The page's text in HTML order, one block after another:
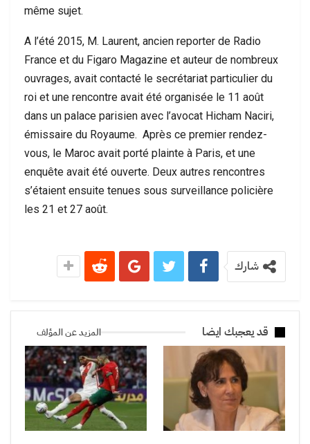
même sujet.
A l’été 2015, M. Laurent, ancien reporter de Radio
France et du Figaro Magazine et auteur de nombreux
ouvrages, avait contacté le secrétariat particulier du
roi et une rencontre avait été organisée le 11 août
dans un palace parisien avec l’avocat Hicham Naciri,
émissaire du Royaume. Après ce premier rendez-
vous, le Maroc avait porté plainte à Paris, et une
enquête avait été ouverte. Deux autres rencontres
s’étaient ensuite tenues sous surveillance policière
les 21 et 27 août.
شارك
قد يعجبك ايضا المزيد عن المؤلف